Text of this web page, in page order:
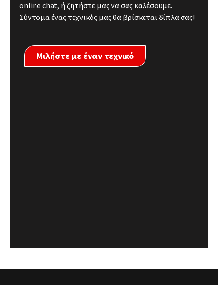
online chat, ή ζητήστε μας να σας καλέσουμε.
Σύντομα ένας τεχνικός μας θα βρίσκεται δίπλα σας!
Μιλήστε με έναν τεχνικό